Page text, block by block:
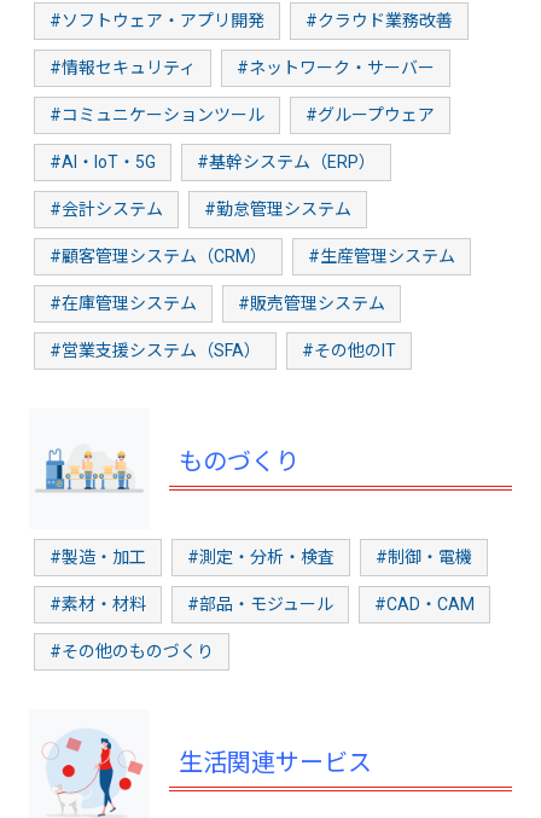
#ソフトウェア・アプリ開発 #クラウド業務改善
#情報セキュリティ #ネットワーク・サーバー
#コミュニケーションツール #グループウェア
#AI・IoT・5G #基幹システム（ERP）
#会計システム #勤怠管理システム
#顧客管理システム（CRM） #生産管理システム
#在庫管理システム #販売管理システム
#営業支援システム（SFA） #その他のIT
ものづくり
#製造・加工 #測定・分析・検査 #制御・電機
#素材・材料 #部品・モジュール #CAD・CAM
#その他のものづくり
生活関連サービス